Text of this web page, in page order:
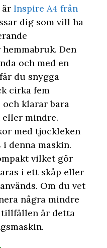
är Inspire A4 från
dig som vill ha
Den
och med en
du snygga
cirka fem
klarar bara
mindre.
med tjockleken
i denna maskin.
vilket gör
i ett skåp eller
Om du vet
några mindre
är detta